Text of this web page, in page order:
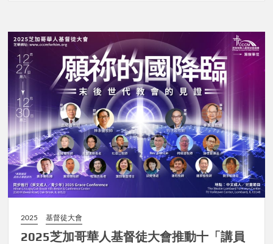
2025 基督徒大會
2025芝加哥華人基督徒大會推動十「講員